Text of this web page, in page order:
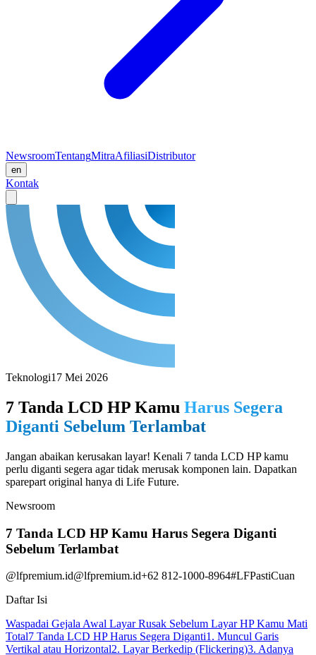
NewsroomTentangMitraAfiliasiDistributor
en
Kontak
Teknologi17 Mei 2026
7 Tanda LCD HP Kamu Harus Segera
Diganti Sebelum Terlambat
Jangan abaikan kerusakan layar! Kenali 7 tanda LCD HP kamu
perlu diganti segera agar tidak merusak komponen lain. Dapatkan
sparepart original hanya di Life Future.
Newsroom
7 Tanda LCD HP Kamu Harus Segera Diganti
Sebelum Terlambat
@lfpremium.id@lfpremium.id+62 812-1000-8964#LFPastiCuan
Daftar Isi
Waspadai Gejala Awal Layar Rusak Sebelum Layar HP Kamu Mati
Total7 Tanda LCD HP Harus Segera Diganti1. Muncul Garis
Vertikal atau Horizontal2. Layar Berkedip (Flickering)3. Adanya